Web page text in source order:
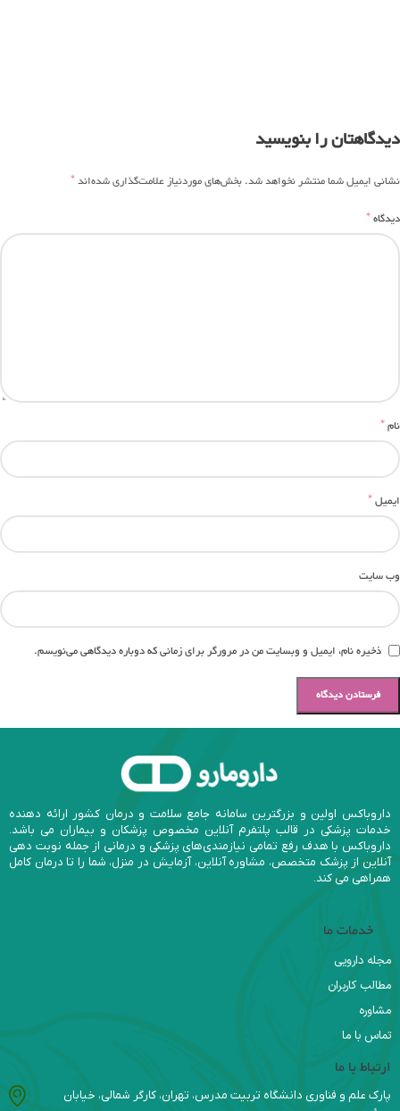
دیدگاهتان را بنویسید
نشانی ایمیل شما منتشر نخواهد شد.بخش‌های موردنیاز علامت‌گذاری شده‌اند*
دیدگاه*
نام*
ایمیل*
وب‌ سایت
ذخیره نام، ایمیل و وبسایت من در مرورگر برای زمانی که دوباره دیدگاهی می‌نویسم.
داروباکس اولین و بزرگترین سامانه جامع سلامت و درمان کشور ارائه دهنده
خدمات پزشکی در قالب پلتفرم آنلاین مخصوص پزشکان و بیماران می باشد.
داروباکس با هدف رفع تمامی نیازمندی‌های پزشکی و درمانی از جمله نوبت دهی
آنلاین از پزشک متخصص، مشاوره آنلاین، آزمایش در منزل، شما را تا درمان کامل
همراهی می کند.
خدمات ما
مجله دارویی
مطالب کاربران
مشاوره
تماس با ما
ارتباط با ما
پارک علم و فناوری دانشگاه تربیت مدرس، تهران، کارگر شمالی، خیابان